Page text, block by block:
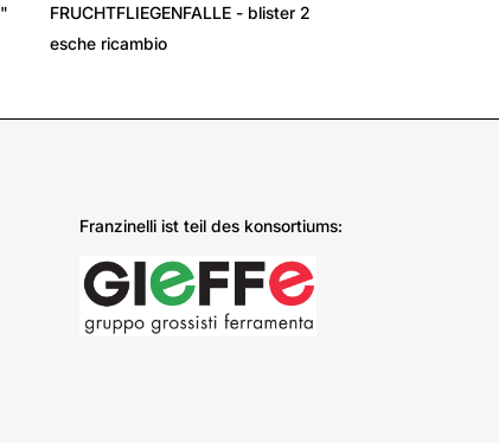
FRUCHTFLIEGENFALLE - blister 2
esche ricambio
Franzinelli ist teil des konsortiums: